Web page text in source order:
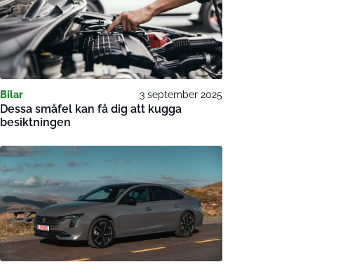
Bilar 3 september 2025
Dessa småfel kan få dig att kugga
besiktningen